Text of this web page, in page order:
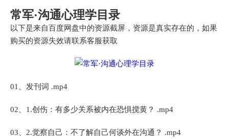
常军·沟通心理学目录
以下是来自百度网盘中的资源截屏，资源是真实存在的，如果
购买的资源失效请联系客服获取
01、发刊词 .mp4
02、1.创伤：有多少关系被内在恐惧搅黄？ .mp4
03、2.觉察自己：不了解自己何谈外在沟通？ .mp4